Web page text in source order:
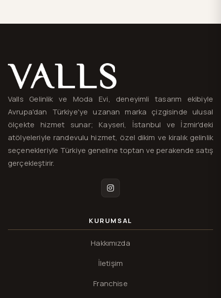
Valls® — site haritası ve iletişim
Valls Gelinlik ve Moda Evi, deneyimli tasarım ekibiyle
Avrupa'dan Türkiye'ye uzanan marka çizgisinde ulusal
ölçekte hizmet sunar; Kayseri, İstanbul ve İzmir'deki
atölyeleriyle randevulu hizmet, özel dikim ve kiralık gelinlik
seçenekleriyle Türkiye geneline toptan ve perakende satış
gerçekleştirir.
Instagram
KURUMSAL
Hakkımızda
İletişim
Franchise